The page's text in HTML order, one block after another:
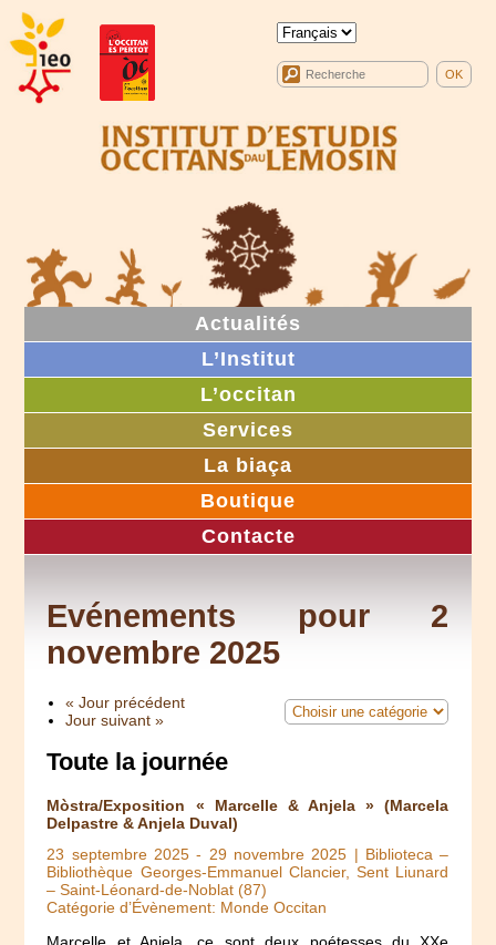
Actualités
L’Institut
L’occitan
Services
La biaça
Boutique
Contacte
Evénements pour 2
novembre 2025
« Jour précédent
Jour suivant »
Toute la journée
Mòstra/Exposition « Marcelle & Anjela » (Marcela
Delpastre & Anjela Duval)
23 septembre 2025 - 29 novembre 2025 | Biblioteca –
Bibliothèque Georges-Emmanuel Clancier, Sent Liunard
– Saint-Léonard-de-Noblat (87)
Catégorie d’Évènement: Monde Occitan
Marcelle et Anjela, ce sont deux poétesses du XXe